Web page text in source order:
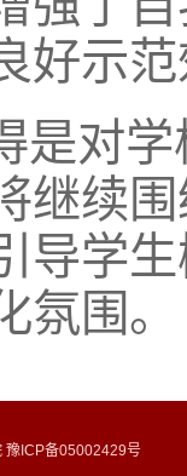
好示
是对
继续
导学
围。
豫ICP备05002429号